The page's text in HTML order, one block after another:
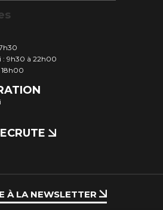
: 9h30 à 22h00
18h00
À LA NEWSLETTER